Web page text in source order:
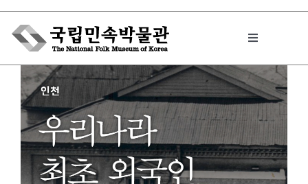
Skip
content
Toggle
박물관에서는
민속이야기